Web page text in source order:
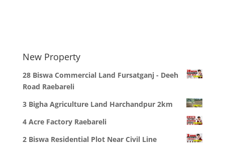
New Property
28 Biswa Commercial Land Fursatganj - Deeh
Road Raebareli
3 Bigha Agriculture Land Harchandpur 2km
4 Acre Factory Raebareli
2 Biswa Residential Plot Near Civil Line